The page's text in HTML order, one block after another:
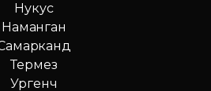
Нукус
Наманган
Термез
Ургенч